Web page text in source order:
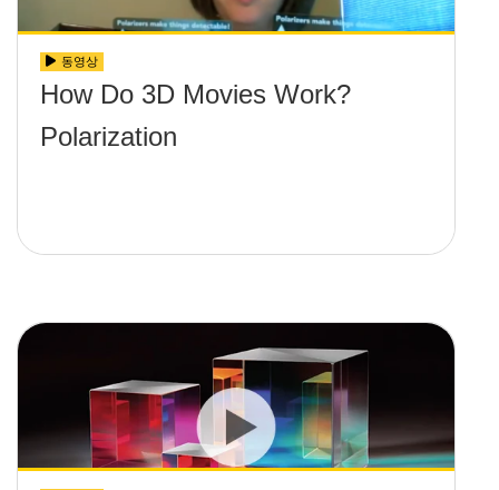
동영상
How Do 3D Movies Work?
Polarization